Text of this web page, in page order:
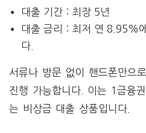
대출 기간 : 최장 5년
대출 금리 : 최저 연 8.95%
다.
서류나 방문 없이 핸드폰만으
진행 가능합니다. 이는 1금융
는 비상금 대출 상품입니다.